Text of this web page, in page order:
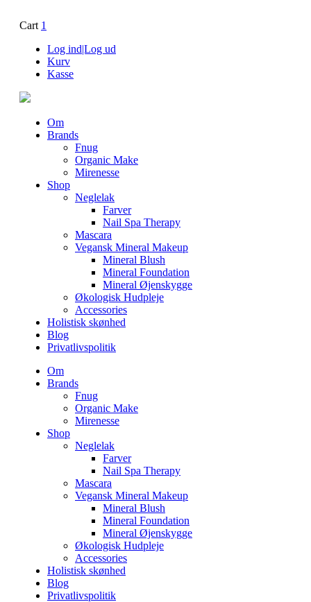
Cart 1
Log ind|Log ud
Kurv
Kasse
Om
Brands
Fnug
Organic Make
Mirenesse
Shop
Neglelak
Farver
Nail Spa Therapy
Mascara
Vegansk Mineral Makeup
Mineral Blush
Mineral Foundation
Mineral Øjenskygge
Økologisk Hudpleje
Accessories
Holistisk skønhed
Blog
Privatlivspolitik
Om
Brands
Fnug
Organic Make
Mirenesse
Shop
Neglelak
Farver
Nail Spa Therapy
Mascara
Vegansk Mineral Makeup
Mineral Blush
Mineral Foundation
Mineral Øjenskygge
Økologisk Hudpleje
Accessories
Holistisk skønhed
Blog
Privatlivspolitik